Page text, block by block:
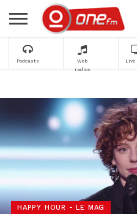
Podcasts
Web
radios
Live
HAPPY HOUR - LE MAG